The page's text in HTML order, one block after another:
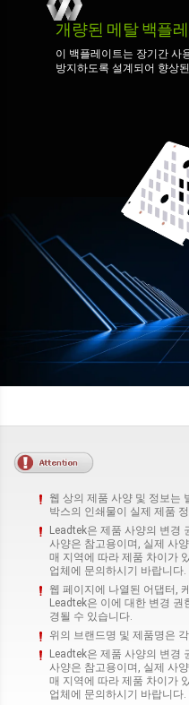
개량된 메탈 백플
이 백플레이트는 장기간 사
방지하도록 설계되어 향상
웹 상의 제품 사양 및 정보는
박스의 인쇄물이 실제 제품
Leadtek은 제품 사양의 변경
사양은 참고용이며, 실제 사
매 지역에 따라 제품 차이가
업체에 문의하시기 바랍니다.
웹 페이지에 나열된 어댑터,
Leadtek은 이에 대한 변경 권
경될 수 있습니다.
위의 브랜드명 및 제품명은
Leadtek은 제품 사양의 변경
사양은 참고용이며, 실제 사
매 지역에 따라 제품 차이가
업체에 문의하시기 바랍니다.